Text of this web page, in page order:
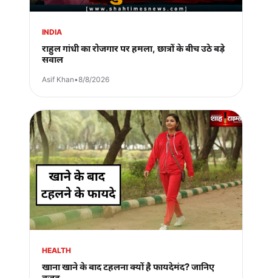
INDIA
राहुल गांधी का रोजगार पर हमला, छात्रों के बीच उठे बड़े
सवाल
Asif Khan•8/8/2026
HEALTH
खाना खाने के बाद टहलना क्यों है फायदेमंद? जानिए